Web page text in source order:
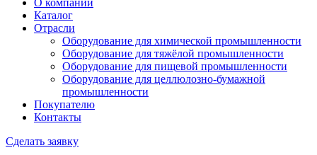
О компании
Каталог
Отрасли
Оборудование для химической промышленности
Оборудование для тяжёлой промышленности
Оборудование для пищевой промышленности
Оборудование для целлюлозно-бумажной
промышленности
Покупателю
Контакты
Сделать заявку